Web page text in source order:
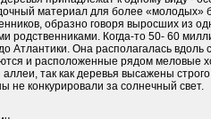
материал для более «молодых»
образно говоря выросших из
родственниками. Когда-то 50- 60
Атлантики. Она располагалась
и расположенные рядом
так как деревья высажены
не конкурировали за солнечный свет.